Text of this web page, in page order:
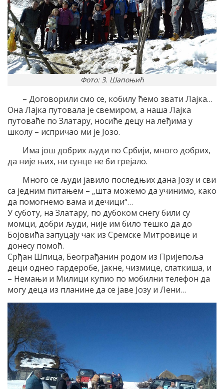
Фото: З. Шапоњић
– Договорили смо се, кобилу ћемо звати Лајка…
Она Лајка путовала је свемиром, а наша Лајка
путоваће по Златару, носиће децу на леђима у
школу – испричао ми је Јозо.
Има још добрих људи по Србији, много добрих,
да није њих, ни сунце не би грејало.
Много се људи јавило последњих дана Јозу и сви
са једним питањем – „шта можемо да учинимо, како
да помогнемо вама и дечици“…
У суботу, на Златару, по дубоком снегу били су
момци, добри људи, није им било тешко да до
Бојовића запуцају чак из Сремске Митровице и
донесу помоћ.
Срђан Шпица, Београђанин родом из Пријепоља
деци однео гардеробе, јакне, чизмице, слаткиша, и
– Немањи и Милици купио по мобилни телефон да
могу деца из планине да се јаве Јозу и Лени…